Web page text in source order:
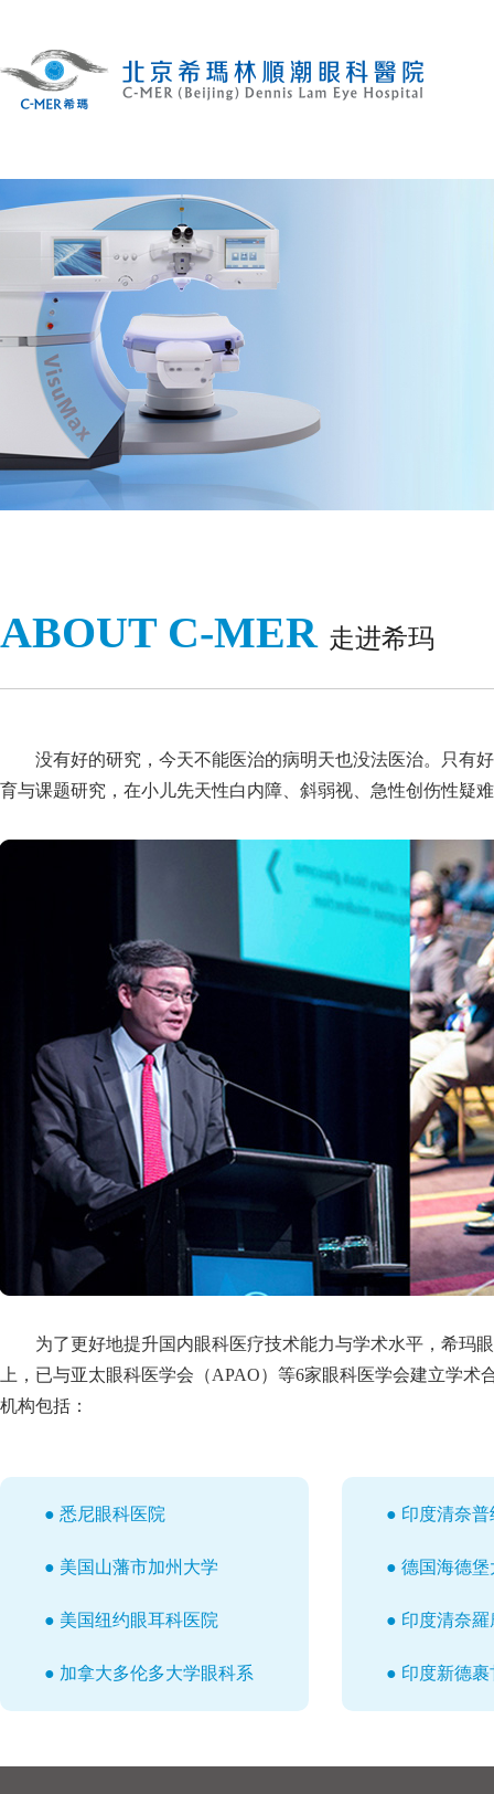
ABOUT C-MER 走进希玛
没有好的研究，今天不能医治的病明天也没法医治。只有
育与课题研究，在小儿先天性白内障、斜弱视、急性创伤性疑
为了更好地提升国内眼科医疗技术能力与学术水平，希玛
上，已与亚太眼科医学会（APAO）等6家眼科医学会建立学
机构包括：
● 悉尼眼科医院
● 美国山藩市加州大学
● 美国纽约眼耳科医院
● 加拿大多伦多大学眼科系
● 印度清奈
● 德国海德
● 印度清奈
● 印度新德